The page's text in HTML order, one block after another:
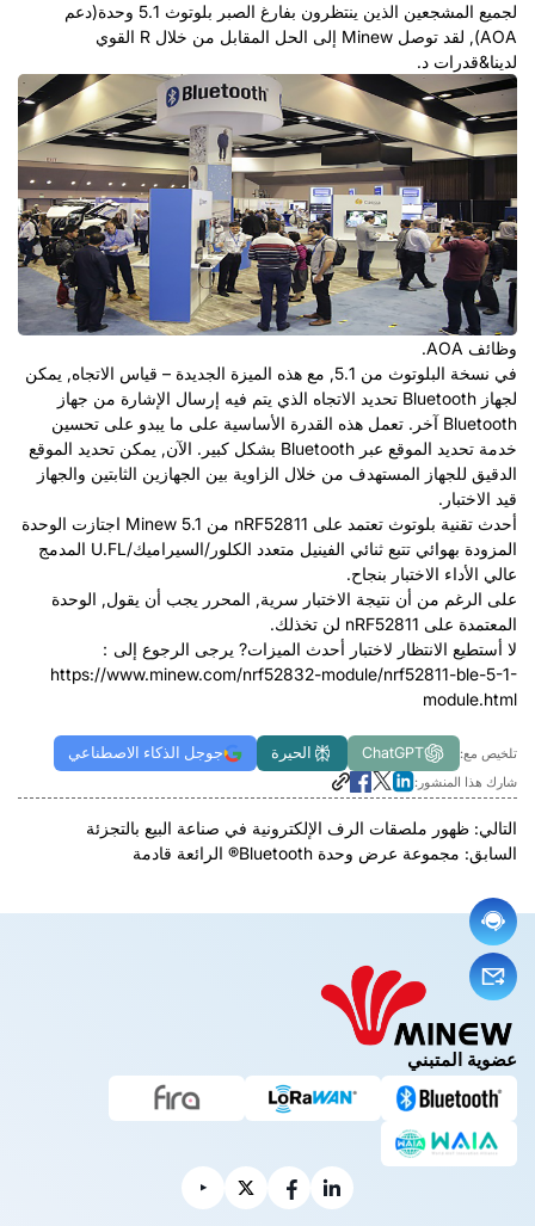
لجميع المشجعين الذين ينتظرون بفارغ الصبر بلوتوث 5.1 وحدة(دعم
AOA), لقد توصل Minew إلى الحل المقابل من خلال R القوي
لدينا&قدرات د.
وظائف AOA.
في نسخة البلوتوث من 5.1, مع هذه الميزة الجديدة – قياس الاتجاه, يمكن
لجهاز Bluetooth تحديد الاتجاه الذي يتم فيه إرسال الإشارة من جهاز
Bluetooth آخر. تعمل هذه القدرة الأساسية على ما يبدو على تحسين
خدمة تحديد الموقع عبر Bluetooth بشكل كبير. الآن, يمكن تحديد الموقع
الدقيق للجهاز المستهدف من خلال الزاوية بين الجهازين الثابتين والجهاز
قيد الاختبار.
أحدث تقنية بلوتوث تعتمد على nRF52811 من Minew 5.1 اجتازت الوحدة
المزودة بهوائي تتبع ثنائي الفينيل متعدد الكلور/السيراميك/U.FL المدمج
عالي الأداء الاختبار بنجاح.
على الرغم من أن نتيجة الاختبار سرية, المحرر يجب أن يقول, الوحدة
المعتمدة على nRF52811 لن تخذلك.
لا أستطيع الانتظار لاختبار أحدث الميزات? يرجى الرجوع إلى：
https://www.minew.com/nrf52832-module/nrf52811-ble-5-1-
module.html
تلخيص مع: ChatGPT الحيرة جوجل الذكاء الاصطناعي
شارك هذا المنشور:
التالي: ظهور ملصقات الرف الإلكترونية في صناعة البيع بالتجزئة
السابق: مجموعة عرض وحدة Bluetooth® الرائعة قادمة
عضوية المتبني